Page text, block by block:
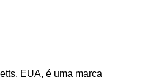
EUA, é uma marca